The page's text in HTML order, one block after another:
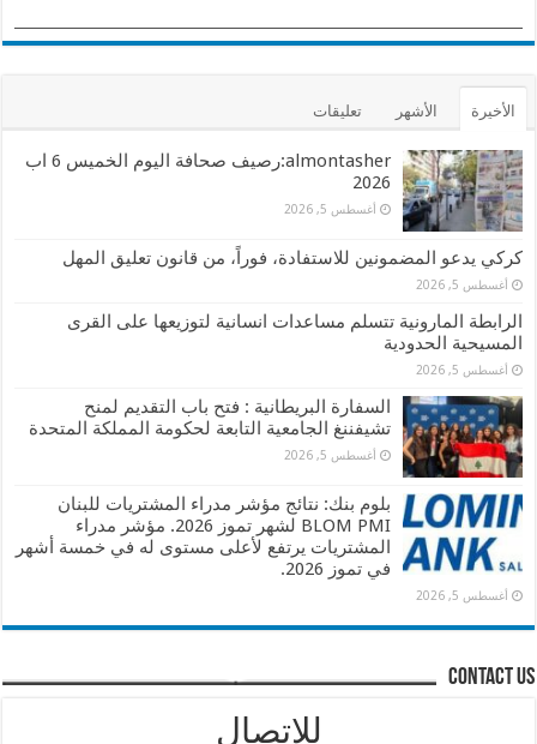
الأخيرة الأشهر تعليقات
almontasher:رصيف صحافة اليوم الخميس 6 اب
2026
أغسطس 5, 2026
كركي يدعو المضمونين للاستفادة، فوراً، من قانون تعليق المهل
أغسطس 5, 2026
الرابطة المارونية تتسلم مساعدات انسانية لتوزيعها على القرى
المسيحية الحدودية
أغسطس 5, 2026
السفارة البريطانية : فتح باب التقديم لمنح
تشيفننغ الجامعية التابعة لحكومة المملكة المتحدة
أغسطس 5, 2026
بلوم بنك: نتائج مؤشر مدراء المشتريات للبنان
BLOM PMI لشهر تموز 2026. مؤشر مدراء
المشتريات يرتفع لأعلى مستوى له في خمسة أشهر
في تموز 2026.
أغسطس 5, 2026
contact us
للإتصال